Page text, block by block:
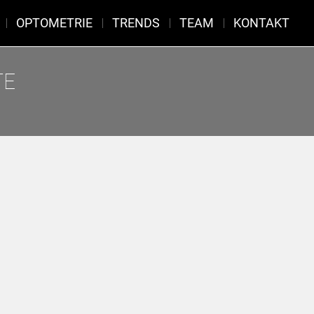
OPTOMETRIE TRENDS TEAM KONTAKT